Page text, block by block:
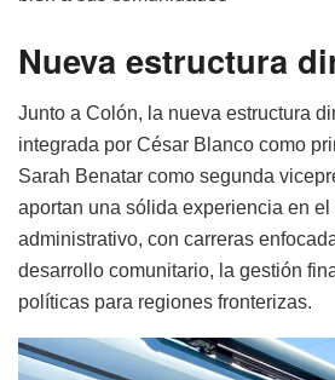
Nueva estructura
Junto a Colón, la nueva estructura
integrada por César Blanco como
Sarah Benatar como segunda
aportan una sólida experiencia en
administrativo, con carreras
desarrollo comunitario, la gestión
políticas para regiones fronterizas.